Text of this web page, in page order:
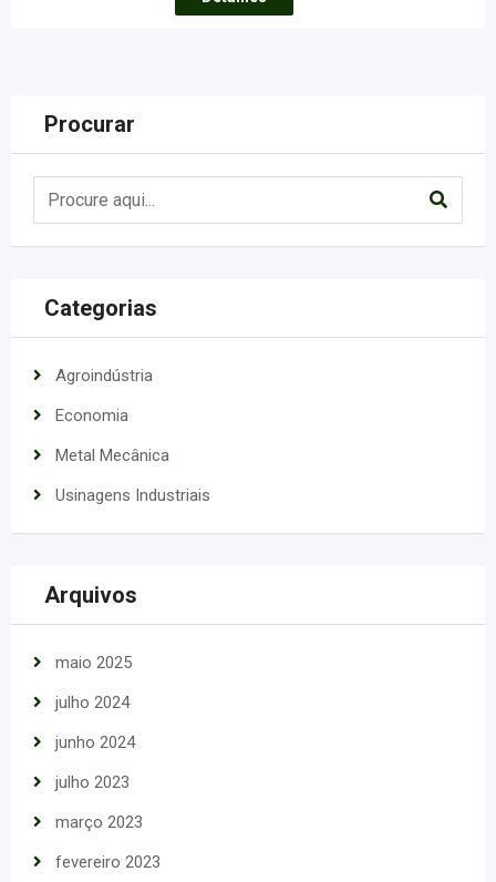
Procurar
Categorias
Agroindústria
Economia
Metal Mecânica
Usinagens Industriais
Arquivos
maio 2025
julho 2024
junho 2024
julho 2023
março 2023
fevereiro 2023